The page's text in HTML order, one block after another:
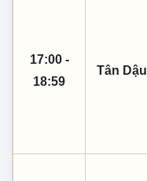
17:00 -
18:59
Tân Dậu